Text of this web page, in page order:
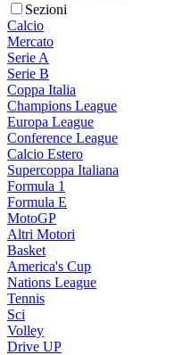
Sezioni
Calcio
Mercato
Serie A
Serie B
Coppa Italia
Champions League
Europa League
Conference League
Calcio Estero
Supercoppa Italiana
Formula 1
Formula E
MotoGP
Altri Motori
Basket
America's Cup
Nations League
Tennis
Sci
Volley
Drive UP